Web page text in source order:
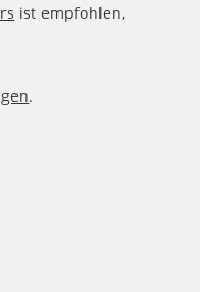
ist empfohlen,
.